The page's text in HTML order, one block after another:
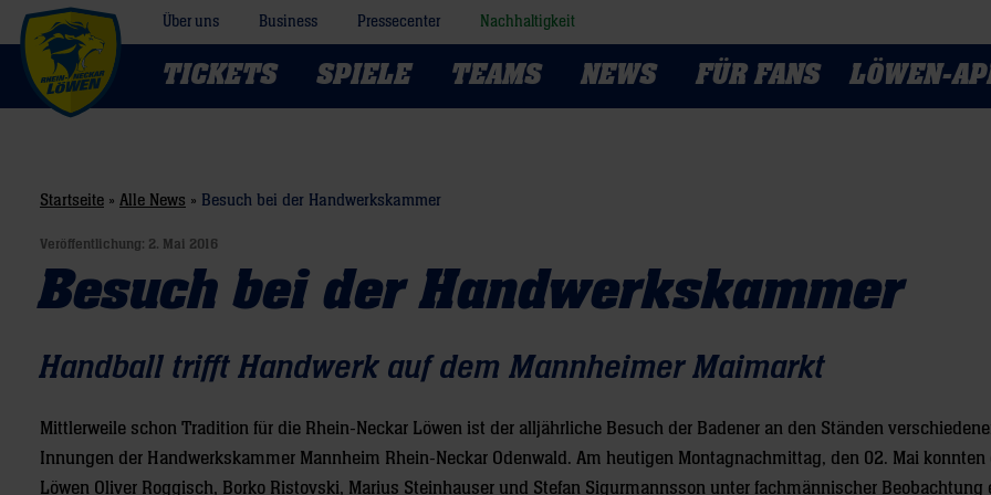
Über uns Business Pressecenter Nachhaltigkeit
TICKETS SPIELE TEAMS NEWS FÜR FANS LÖWEN-
Startseite » Alle News » Besuch bei der Handwerkskammer
Veröffentlichung: 2. Mai 2016
Besuch bei der Handwerkskammer
Handball trifft Handwerk auf dem Mannheimer Maimarkt
Mittlerweile schon Tradition für die Rhein-Neckar Löwen ist der alljährliche Besuch der Badener an den Ständen
Innungen der Handwerkskammer Mannheim Rhein-Neckar Odenwald. Am heutigen Montagnachmittag, den 02. Mai konnten
Löwen Oliver Roggisch, Borko Ristovski, Marius Steinhauser und Stefan Sigurmannsson unter fachmännischer Beobachtung